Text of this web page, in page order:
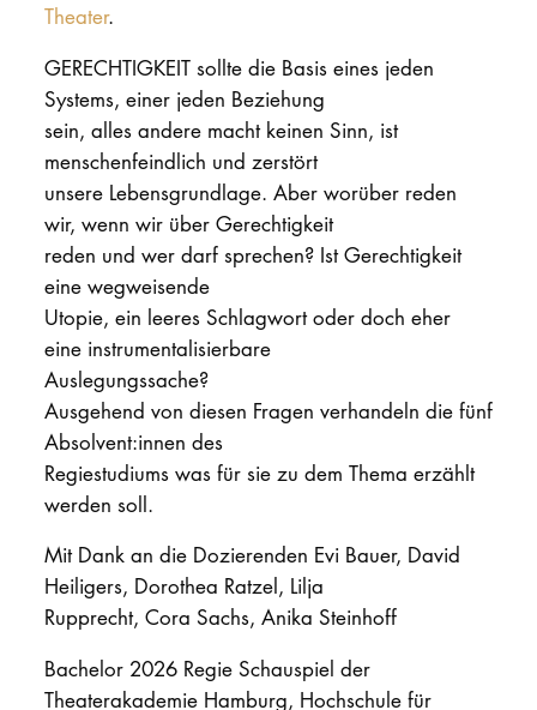
Theater.
GERECHTIGKEIT sollte die Basis eines jeden
Systems, einer jeden Beziehung
sein, alles andere macht keinen Sinn, ist
menschenfeindlich und zerstört
unsere Lebensgrundlage. Aber worüber reden
wir, wenn wir über Gerechtigkeit
reden und wer darf sprechen? Ist Gerechtigkeit
eine wegweisende
Utopie, ein leeres Schlagwort oder doch eher
eine instrumentalisierbare
Auslegungssache?
Ausgehend von diesen Fragen verhandeln die fünf
Absolvent:innen des
Regiestudiums was für sie zu dem Thema erzählt
werden soll.
Mit Dank an die Dozierenden Evi Bauer, David
Heiligers, Dorothea Ratzel, Lilja
Rupprecht, Cora Sachs, Anika Steinhoff
Bachelor 2026 Regie Schauspiel der
Theaterakademie Hamburg, Hochschule für